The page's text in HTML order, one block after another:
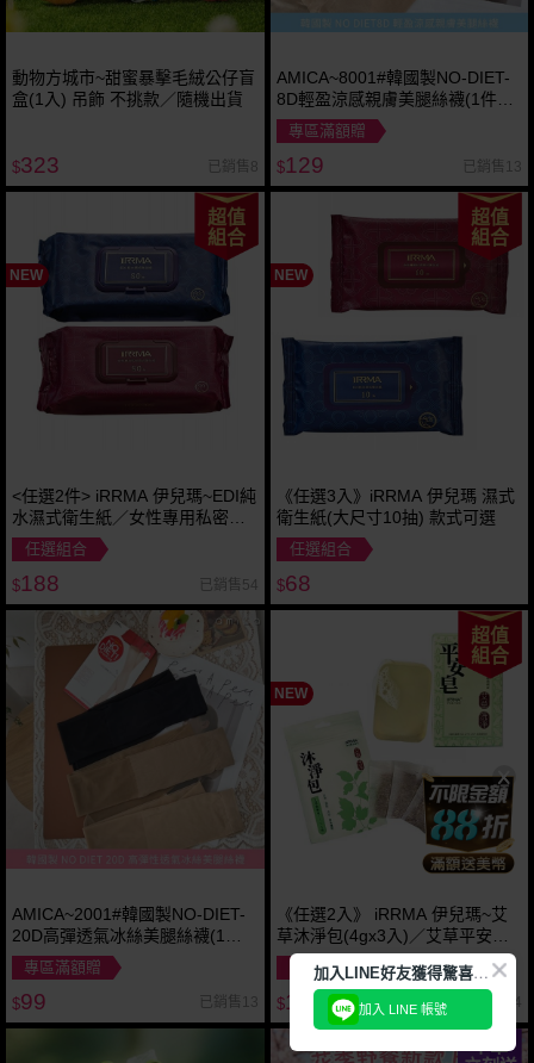
動物方城市~甜蜜暴擊毛絨公仔盲
盒(1入) 吊飾 不挑款／隨機出貨
$323 已銷售8
AMICA~8001#韓國製NO-DIET-
8D輕盈涼感親膚美腿絲襪(1件入)
款式可選
專區滿額贈
$129 已銷售13
NEW
超值
組合
<任選2件> iRRMA 伊兒瑪~EDI純
水濕式衛生紙／女性專用私密濕
式衛生紙(大尺寸80抽)
任選組合
$188 已銷售54
NEW
超值
組合
《任選3入》iRRMA 伊兒瑪 濕式
衛生紙(大尺寸10抽) 款式可選
任選組合
$68
AMICA~2001#韓國製NO-DIET-
20D高彈透氣冰絲美腿絲襪(1件
入) 款式可選
專區滿額贈
$99 已銷售13
NEW
超值
組合
《任選2入》 iRRMA 伊兒瑪~艾
草沐淨包(4gx3入)／艾草平安皂
(100g)
任選組合
$188
加
入LINE好友獲得驚喜折扣!
加入 LINE 帳號